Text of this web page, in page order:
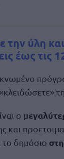
την ύλη
έως τις
ο
και
το δημόσιο